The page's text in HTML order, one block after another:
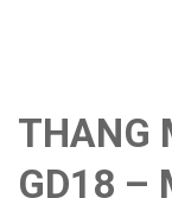
THANG
GD18 –